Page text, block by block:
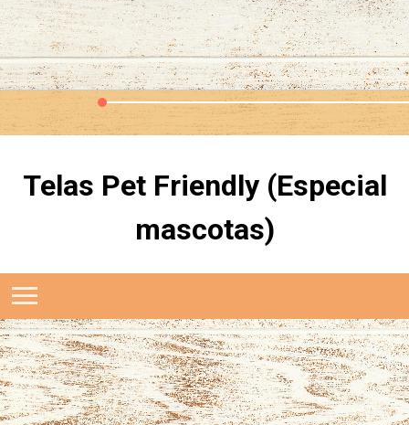
Telas Pet Friendly (Especial
mascotas)